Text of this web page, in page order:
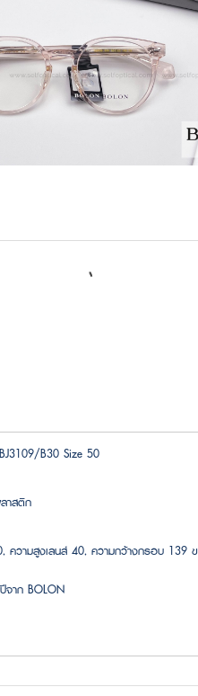
B30 Size 50
าสติก
ความสูงเลนส์ 40, ความกว้างกรอบ 139
จาก BOLON